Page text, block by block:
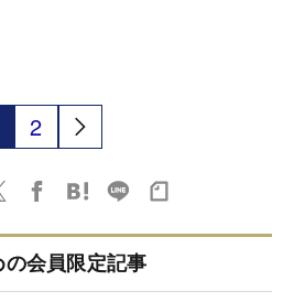
2
会員限定記事